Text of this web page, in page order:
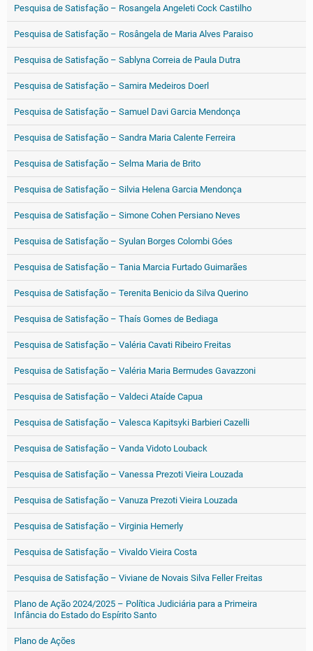
Pesquisa de Satisfação – Rosangela Angeleti Cock Castilho
Pesquisa de Satisfação – Rosângela de Maria Alves Paraiso
Pesquisa de Satisfação – Sablyna Correia de Paula Dutra
Pesquisa de Satisfação – Samira Medeiros Doerl
Pesquisa de Satisfação – Samuel Davi Garcia Mendonça
Pesquisa de Satisfação – Sandra Maria Calente Ferreira
Pesquisa de Satisfação – Selma Maria de Brito
Pesquisa de Satisfação – Silvia Helena Garcia Mendonça
Pesquisa de Satisfação – Simone Cohen Persiano Neves
Pesquisa de Satisfação – Syulan Borges Colombi Góes
Pesquisa de Satisfação – Tania Marcia Furtado Guimarães
Pesquisa de Satisfação – Terenita Benicio da Silva Querino
Pesquisa de Satisfação – Thaís Gomes de Bediaga
Pesquisa de Satisfação – Valéria Cavati Ribeiro Freitas
Pesquisa de Satisfação – Valéria Maria Bermudes Gavazzoni
Pesquisa de Satisfação – Valdeci Ataíde Capua
Pesquisa de Satisfação – Valesca Kapitsyki Barbieri Cazelli
Pesquisa de Satisfação – Vanda Vidoto Louback
Pesquisa de Satisfação – Vanessa Prezoti Vieira Louzada
Pesquisa de Satisfação – Vanuza Prezoti Vieira Louzada
Pesquisa de Satisfação – Virginia Hemerly
Pesquisa de Satisfação – Vivaldo Vieira Costa
Pesquisa de Satisfação – Viviane de Novais Silva Feller Freitas
Plano de Ação 2024/2025 – Política Judiciária para a Primeira
Infância do Estado do Espírito Santo
Plano de Ações